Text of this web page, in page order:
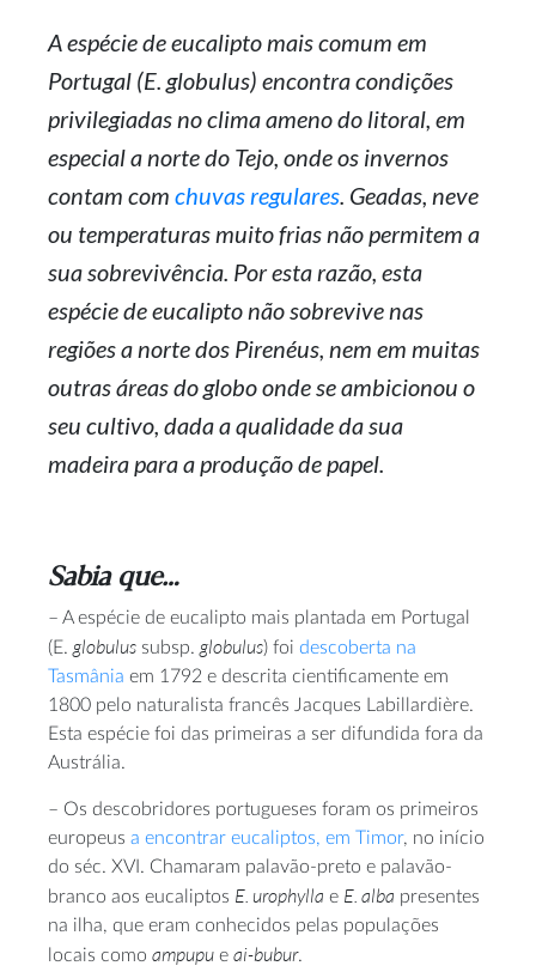
A espécie de eucalipto mais comum em
Portugal (E. globulus) encontra condições
privilegiadas no clima ameno do litoral, em
especial a norte do Tejo, onde os invernos
contam com chuvas regulares . Geadas, neve
ou temperaturas muito frias não permitem a
sua sobrevivência. Por esta razão, esta
espécie de eucalipto não sobrevive nas
regiões a norte dos Pirenéus, nem em muitas
outras áreas do globo onde se ambicionou o
seu cultivo, dada a qualidade da sua
madeira para a produção de papel.
Sabia que…
– A espécie de eucalipto mais plantada em Portugal
(E.globulus subsp.globulus) foi descoberta na
Tasmânia em 1792 e descrita cientificamente em
1800 pelo naturalista francês Jacques Labillardière.
Esta espécie foi das primeiras a ser difundida fora da
Austrália.
– Os descobridores portugueses foram os primeiros
europeus a encontrar eucaliptos, em Timor, no início
do séc. XVI. Chamaram palavão-preto e palavão-
branco aos eucaliptos E. urophylla e E. alba presentes
na ilha, que eram conhecidos pelas populações
locais como ampupu e ai-bubur.